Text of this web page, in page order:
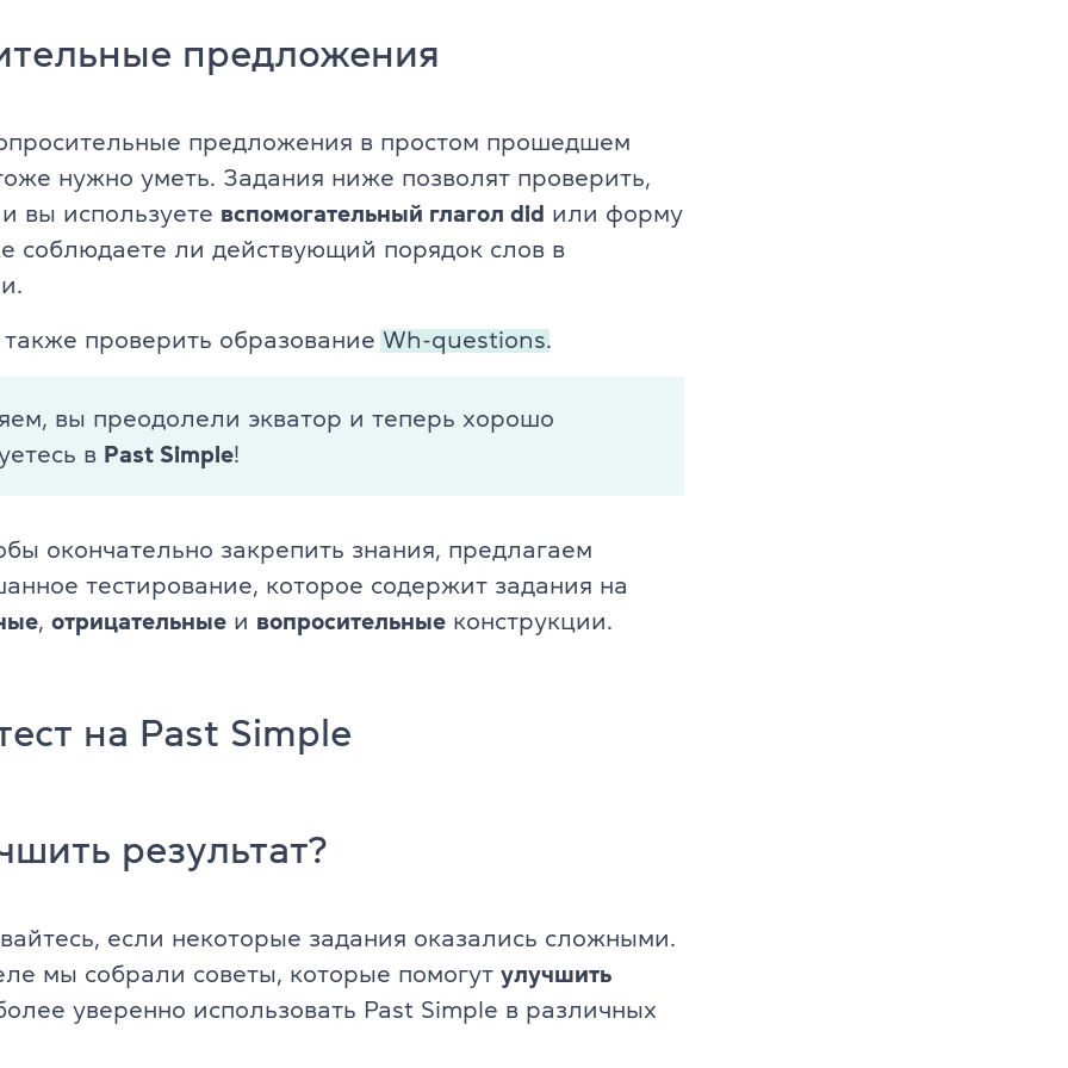
предложения
предложения в простом прошедшем
нужно уметь. Задания ниже позволят проверить,
вы используете вспомогательный глагол did или форму
соблюдаете ли действующий порядок слов в
проверить образование Wh-questions.
вы преодолели экватор и теперь хорошо
в Past Simple!
окончательно закрепить знания, предлагаем
тестирование, которое содержит задания на
, отрицательные и вопросительные конструкции.
на Past Simple
результат?
если некоторые задания оказались сложными.
мы собрали советы, которые помогут улучшить
уверенно использовать Past Simple в различных